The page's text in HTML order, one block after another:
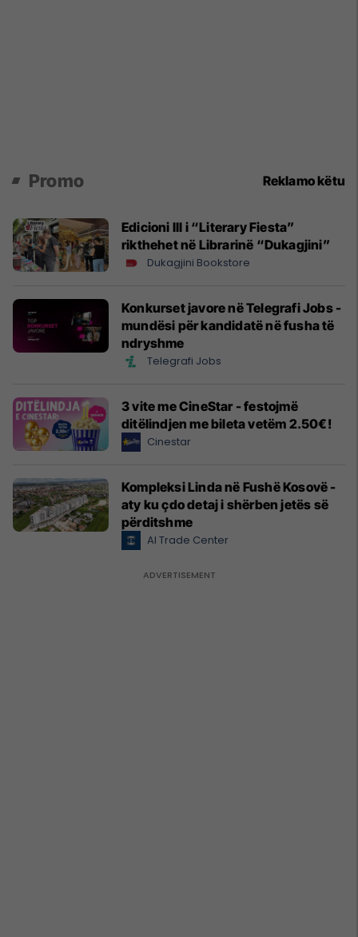
Promo Reklamo këtu
Edicioni III i “Literary Fiesta”
rikthehet në Librarinë “Dukagjini”
Dukagjini Bookstore
Konkurset javore në Telegrafi Jobs -
mundësi për kandidatë në fusha të
ndryshme
Telegrafi Jobs
3 vite me CineStar - festojmë
ditëlindjen me bileta vetëm 2.50€!
Cinestar
Kompleksi Linda në Fushë Kosovë -
aty ku çdo detaj i shërben jetës së
përditshme
Al Trade Center